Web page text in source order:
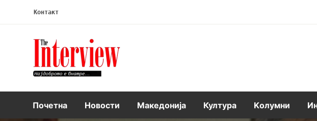
Контакт
Интервју
Почетна Новости Македонија Култура Kолумни